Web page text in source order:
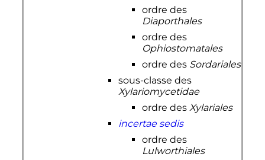
ordre des
Diaporthales
ordre des
Ophiostomatales
ordre des Sordariales
sous-classe des
Xylariomycetidae
ordre des Xylariales
incertae sedis
ordre des
Lulworthiales